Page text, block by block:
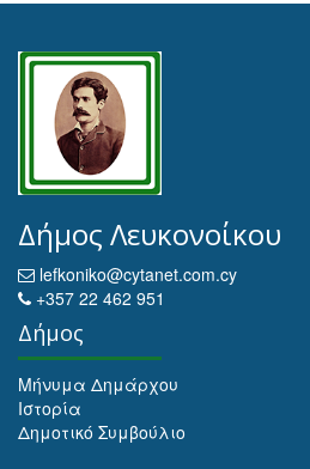
Δήμος Λευκονοίκου
lefkoniko@cytanet.com.cy
+357 22 462 951
Δήμος
Μήνυμα Δημάρχου
Ιστορία
Δημοτικό Συμβούλιο